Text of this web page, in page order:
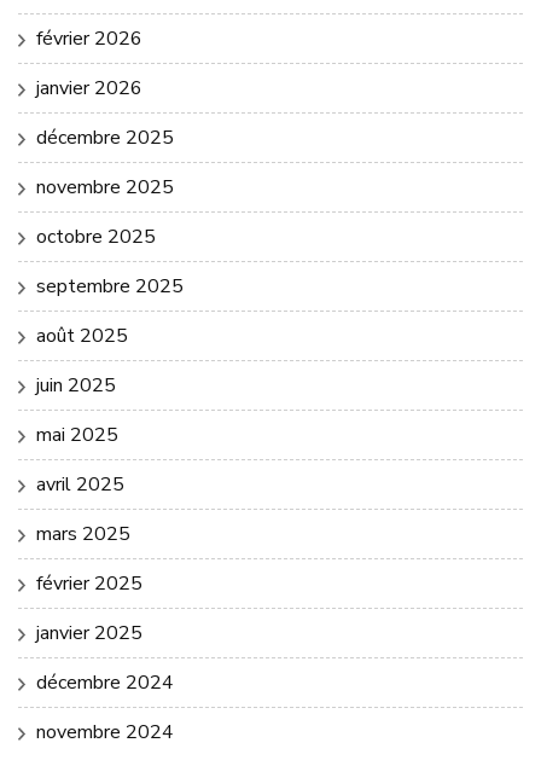
février 2026
janvier 2026
décembre 2025
novembre 2025
octobre 2025
septembre 2025
août 2025
juin 2025
mai 2025
avril 2025
mars 2025
février 2025
janvier 2025
décembre 2024
novembre 2024